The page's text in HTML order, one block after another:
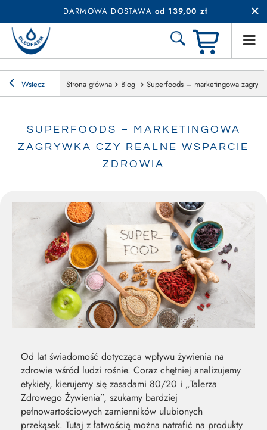
DARMOWA DOSTAWA od 139,00 zł
Wstecz Strona główna Blog Superfoods – marketingowa
SUPERFOODS – MARKETINGOWA
ZAGRYWKA CZY REALNE WSPARCIE
ZDROWIA
Od lat świadomość dotycząca wpływu żywienia na
zdrowie wśród ludzi rośnie. Coraz chętniej analizujemy
etykiety, kierujemy się zasadami 80/20 i „Talerza
Zdrowego Żywienia”, szukamy bardziej
pełnowartościowych zamienników ulubionych
przekąsek. Tutaj z łatwością można natrafić na produkty